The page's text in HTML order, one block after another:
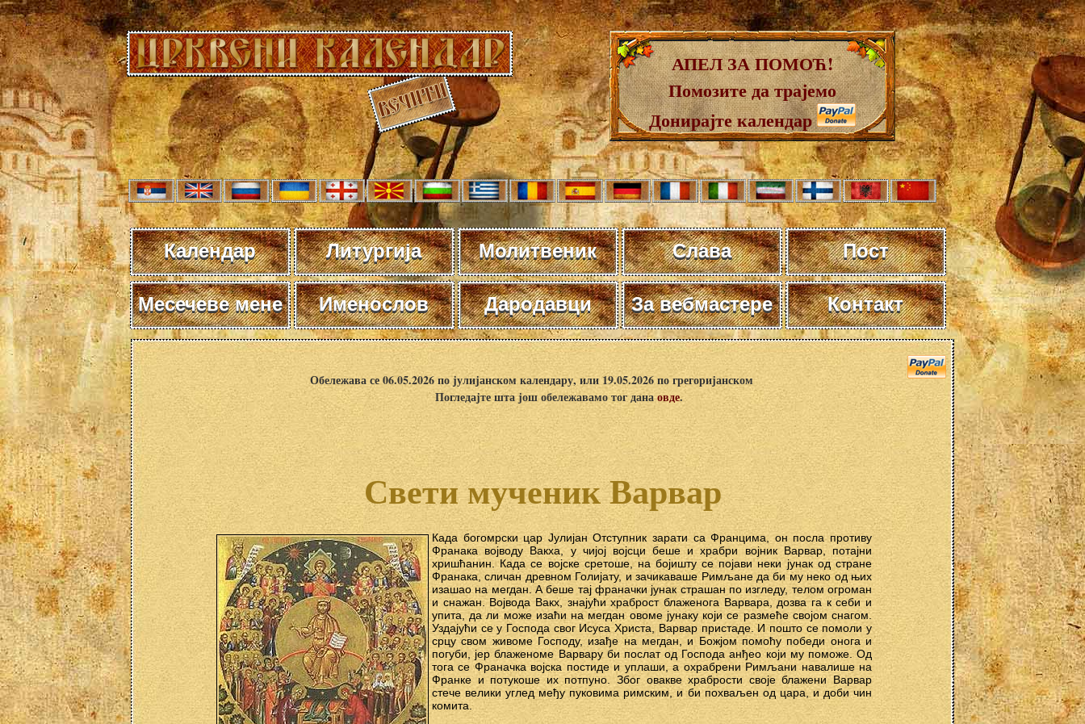
АПЕЛ ЗА ПОМОЋ!
Помозите да трајемо
Донирајте календар
Календар Литургија Молитвеник Слава Пост
Месечеве мене Именослов Дародавци За вебмастере Контакт
Обележава се 06.05.2026 по јулијанском календару, или 19.05.2026 по грегоријанском
Погледајте шта још обележавамо тог данаовде.
Свети мученик Варвар
Када богомрски цар Јулијан Отступник зарати са Францима, он посла противу
Франака војводу Вакха, у чијој војcци беше и храбри војник Варвар, потајни
хришћанин. Када се војске сретоше, на бојишту се појави неки јунак од стране
Франака, сличан древном Голијату, и зачикаваше Римљане да би му неко од њих
изашао на мегдан. А беше тај франачки јунак страшан по изгледу, телом огроман
и снажан. Војвода Вакх, знајући храброст блаженога Варвара, дозва га к себи и
упита, да ли може изаћи на мегдан овоме јунаку који се размеће својом снагом.
Уздајући се у Господа свог Исуса Христа, Варвар пристаде. И пошто се помоли у
срцу свом живоме Господу, изађе на мегдан, и Божјом помоћу победи онога и
погуби, јер блаженоме Варвару би послат од Господа анђео који му поможе. Од
тога се Франачка војска постиде и уплаши, а охрабрени Римљани навалише на
Франке и потукоше их потпуно. Због овакве храбрости своје блажени Варвар
стече велики углед међу пуковима римским, и би похваљен од цара, и доби чин
комита.